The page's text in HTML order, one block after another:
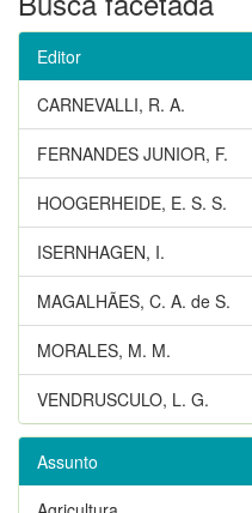
Editor
CARNEVALLI, R. A.
FERNANDES JUNIOR, F.
HOOGERHEIDE, E. S. S.
ISERNHAGEN, I.
MAGALHÃES, C. A. de S.
MORALES, M. M.
VENDRUSCULO, L. G.
Assunto